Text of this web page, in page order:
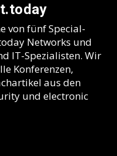
von fünf Special-
Networks und
IT-Spezialisten. Wir
Konferenzen,
aus den
und electronic